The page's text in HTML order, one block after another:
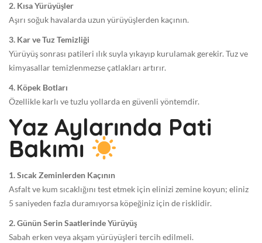
2. Kısa Yürüyüşler
Aşırı soğuk havalarda uzun yürüyüşlerden kaçının.
3. Kar ve Tuz Temizliği
Yürüyüş sonrası patileri ılık suyla yıkayıp kurulamak gerekir. Tuz ve
kimyasallar temizlenmezse çatlakları artırır.
4. Köpek Botları
Özellikle karlı ve tuzlu yollarda en güvenli yöntemdir.
Yaz Aylarında Pati
Bakımı
1. Sıcak Zeminlerden Kaçının
Asfalt ve kum sıcaklığını test etmek için elinizi zemine koyun; eliniz
5 saniyeden fazla duramıyorsa köpeğiniz için de risklidir.
2. Günün Serin Saatlerinde Yürüyüş
Sabah erken veya akşam yürüyüşleri tercih edilmeli.